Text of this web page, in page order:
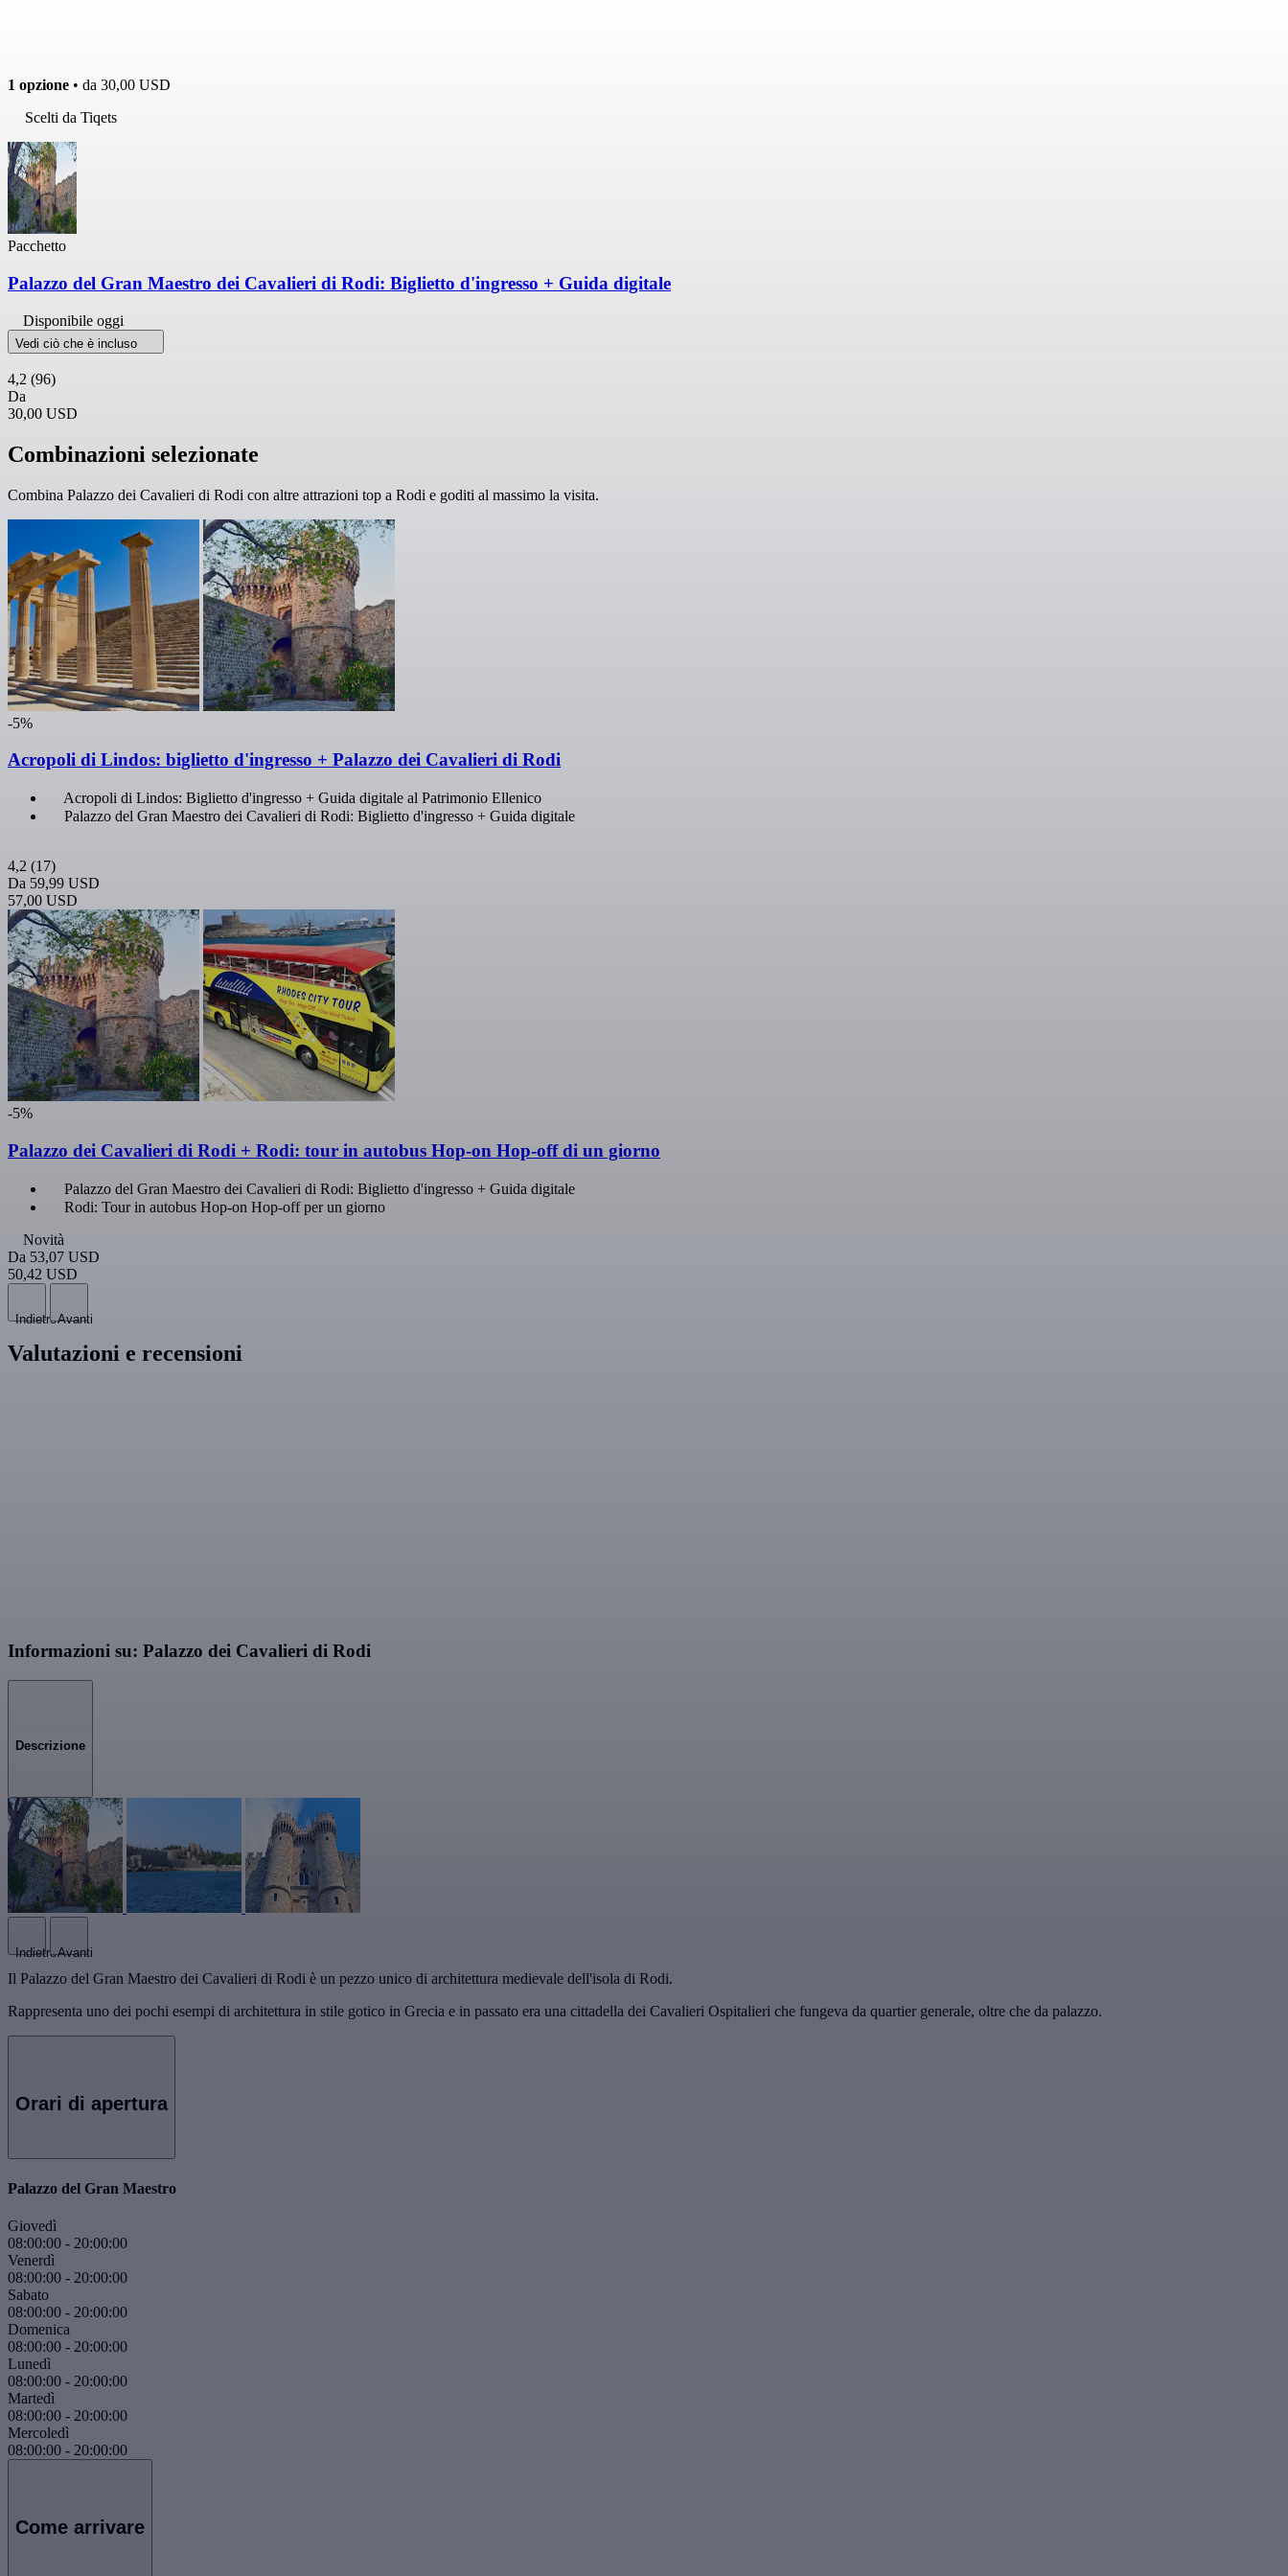
1 opzione • da 30,00 USD
Scelti da Tiqets
Pacchetto
Palazzo del Gran Maestro dei Cavalieri di Rodi: Biglietto d'ingresso + Guida digitale
Disponibile oggi
Vedi ciò che è incluso
4,2 (96)
Da
30,00 USD
Combinazioni selezionate
Combina Palazzo dei Cavalieri di Rodi con altre attrazioni top a Rodi e goditi al massimo la visita.
-5%
Acropoli di Lindos: biglietto d'ingresso + Palazzo dei Cavalieri di Rodi
Acropoli di Lindos: Biglietto d'ingresso + Guida digitale al Patrimonio Ellenico
Palazzo del Gran Maestro dei Cavalieri di Rodi: Biglietto d'ingresso + Guida digitale
4,2 (17)
Da 59,99 USD
57,00 USD
-5%
Palazzo dei Cavalieri di Rodi + Rodi: tour in autobus Hop-on Hop-off di un giorno
Palazzo del Gran Maestro dei Cavalieri di Rodi: Biglietto d'ingresso + Guida digitale
Rodi: Tour in autobus Hop-on Hop-off per un giorno
Novità
Da 53,07 USD
50,42 USD
IndietroAvanti
Valutazioni e recensioni
Informazioni su: Palazzo dei Cavalieri di Rodi
Descrizione
IndietroAvanti
Il Palazzo del Gran Maestro dei Cavalieri di Rodi è un pezzo unico di architettura medievale dell'isola di Rodi.
Rappresenta uno dei pochi esempi di architettura in stile gotico in Grecia e in passato era una cittadella dei Cavalieri Ospitalieri che fungeva da quartier generale, oltre che da palazzo.
Orari di apertura
Palazzo del Gran Maestro
Giovedì
08:00:00 - 20:00:00
Venerdì
08:00:00 - 20:00:00
Sabato
08:00:00 - 20:00:00
Domenica
08:00:00 - 20:00:00
Lunedì
08:00:00 - 20:00:00
Martedì
08:00:00 - 20:00:00
Mercoledì
08:00:00 - 20:00:00
Come arrivare